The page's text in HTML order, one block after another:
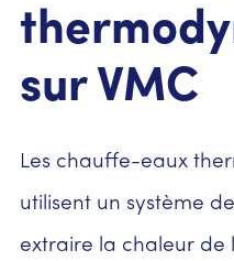
sur VMC
Les chauffe-eaux
utilisent un système
extraire la chaleur de